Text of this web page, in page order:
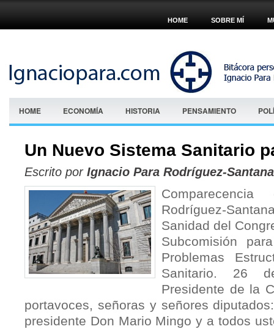
HOME SOBRE MÍ
HOME ECONOMÍA HISTORIA PENSAMIENTO
Un Nuevo Sistema Sanitario
Escrito por Ignacio Para Rodríguez-Santana
Rodríguez-
Sanidad del
Subcomisión
Problemas
Sanitario. 26
Presidente de la
portavoces, señoras y señores
presidente Don Mario Mingo y a todos